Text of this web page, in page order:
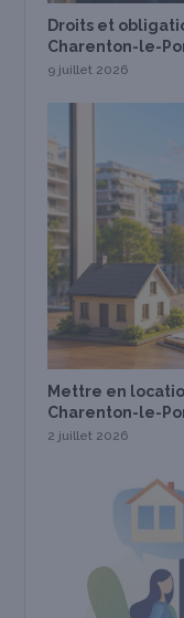
Droits et
Charenton-le-
9 juillet 2026
Mettre en
Charenton-le-
2 juillet 2026